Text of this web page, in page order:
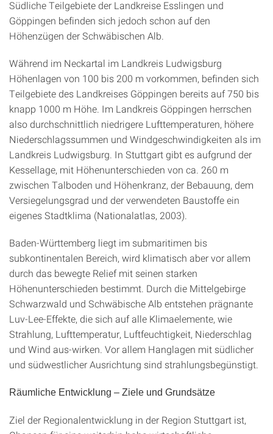
Südliche Teilgebiete der Landkreise Esslingen und
Göppingen befinden sich jedoch schon auf den
Höhenzügen der Schwäbischen Alb.
Während im Neckartal im Landkreis Ludwigsburg
Höhenlagen von 100 bis 200 m vorkommen, befinden sich
Teilgebiete des Landkreises Göppingen bereits auf 750 bis
knapp 1000 m Höhe. Im Landkreis Göppingen herrschen
also durchschnittlich niedrigere Lufttemperaturen, höhere
Niederschlagssummen und Windgeschwindigkeiten als im
Landkreis Ludwigsburg. In Stuttgart gibt es aufgrund der
Kessellage, mit Höhenunterschieden von ca. 260 m
zwischen Talboden und Höhenkranz, der Bebauung, dem
Versiegelungsgrad und der verwendeten Baustoffe ein
eigenes Stadtklima (Nationalatlas, 2003).
Baden-Württemberg liegt im submaritimen bis
subkontinentalen Bereich, wird klimatisch aber vor allem
durch das bewegte Relief mit seinen starken
Höhenunterschieden bestimmt. Durch die Mittelgebirge
Schwarzwald und Schwäbische Alb entstehen prägnante
Luv-Lee-Effekte, die sich auf alle Klimaelemente, wie
Strahlung, Lufttemperatur, Luftfeuchtigkeit, Niederschlag
und Wind aus-wirken. Vor allem Hanglagen mit südlicher
und südwestlicher Ausrichtung sind strahlungsbegünstigt.
Räumliche Entwicklung – Ziele und Grundsätze
Ziel der Regionalentwicklung in der Region Stuttgart ist,